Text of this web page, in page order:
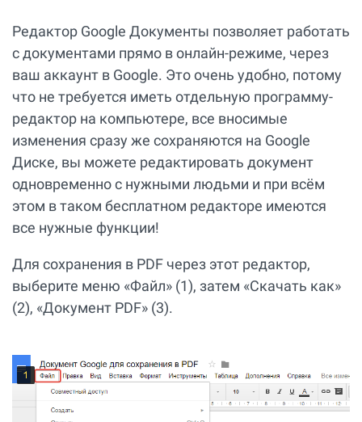
Редактор Google Документы позволяет работать
с документами прямо в онлайн-режиме, через
ваш аккаунт в Google. Это очень удобно, потому
что не требуется иметь отдельную программу-
редактор на компьютере, все вносимые
изменения сразу же сохраняются на Google
Диске, вы можете редактировать документ
одновременно с нужными людьми и при всём
этом в таком бесплатном редакторе имеются
все нужные функции!
Для сохранения в PDF через этот редактор,
выберите меню «Файл» (1), затем «Скачать как»
(2), «Документ PDF» (3).